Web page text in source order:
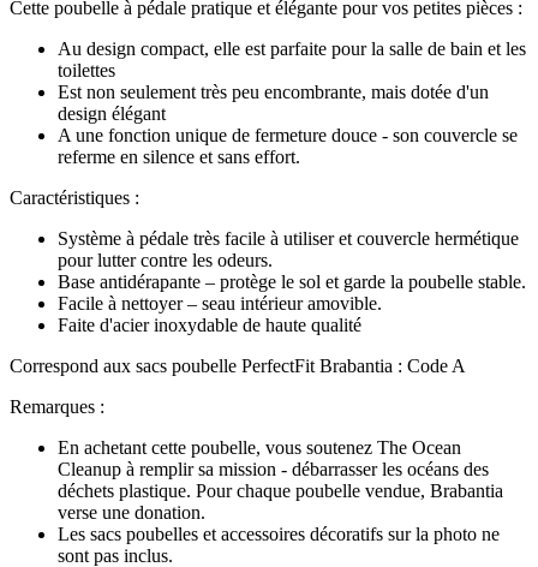
Cette poubelle à pédale pratique et élégante pour vos petites pièces :
Au design compact, elle est parfaite pour la salle de bain et les
toilettes
Est non seulement très peu encombrante, mais dotée d'un
design élégant
A une fonction unique de fermeture douce - son couvercle se
referme en silence et sans effort.
Caractéristiques :
Système à pédale très facile à utiliser et couvercle hermétique
pour lutter contre les odeurs.
Base antidérapante – protège le sol et garde la poubelle stable.
Facile à nettoyer – seau intérieur amovible.
Faite d'acier inoxydable de haute qualité
Correspond aux sacs poubelle PerfectFit Brabantia : Code A
Remarques :
En achetant cette poubelle, vous soutenez The Ocean
Cleanup à remplir sa mission - débarrasser les océans des
déchets plastique. Pour chaque poubelle vendue, Brabantia
verse une donation.
Les sacs poubelles et accessoires décoratifs sur la photo ne
sont pas inclus.